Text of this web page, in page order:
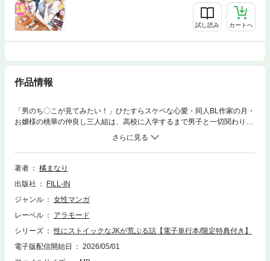
試し読み カートへ
作品情報
「男のち〇こが見てみたい！」ひたすらスケベな心愛・同人BL作家の月・
お嬢様の桃華の仲良し三人組は、高校に入学するまで男子と一切関わりな
しの女子校出身。男性への強い好奇心を拗らせた結果、日々密かにエロい
ことばかりを追求する、エロにストイックな女子高生となってしまった。
こっそり学校にバナナやソーセージを持ち寄り、男性器の大きさを妄想し
たり、プール掃除でローションにまみれたりと賑やかな青春の日々を楽し
それぞれの気になるアクシデントも続々発生！泣いて笑って、個性的な三
人の女子高生が織りなす、明るくエッチな下ネタ満載性春ストーリー！
に描きおろし特典を加えた電子単行本版となります。重複購入にご注意く
ださい。】
著者
橘まなり
出版社
FILL-IN
ジャンル
女性マンガ
レーベル
アラモード
シリーズ
性にストイックなJKが荒ぶる話【電子単行本/限定特典付き】
電子版配信開始日
2026/05/01